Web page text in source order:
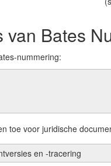
Bates
nummering:
toe voor juridische
en -tracering